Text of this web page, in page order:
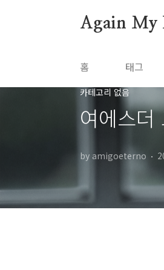
Again My
홈 태그
카테고리 없음
여에스
by amigoeterno